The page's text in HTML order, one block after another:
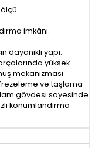
imkânı.
dayanıklı yapı.
yüksek
mekanizması
ve taşlama
gövdesi sayesinde
konumlandırma